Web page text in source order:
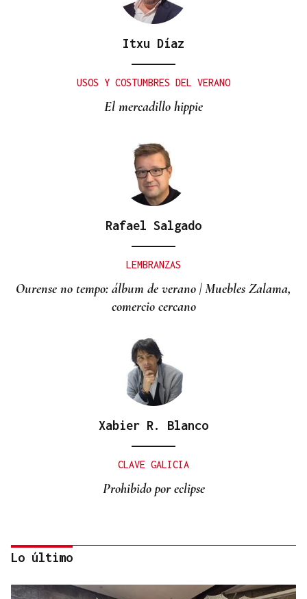
Itxu Díaz
USOS Y COSTUMBRES DEL VERANO
El mercadillo hippie
Rafael Salgado
LEMBRANZAS
Ourense no tempo: álbum de verano | Muebles Zalama,
comercio cercano
Xabier R. Blanco
CLAVE GALICIA
Prohibido por eclipse
Lo último